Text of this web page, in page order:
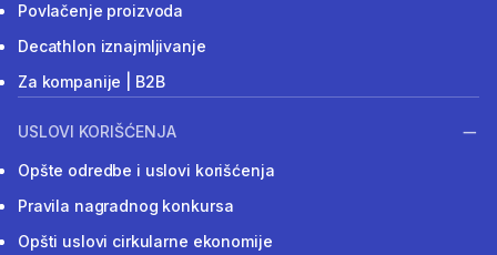
Povlačenje proizvoda
Decathlon iznajmljivanje
Za kompanije | B2B
USLOVI KORIŠĆENJA
Opšte odredbe i uslovi korišćenja
Pravila nagradnog konkursa
Opšti uslovi cirkularne ekonomije